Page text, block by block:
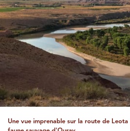
Une vue imprenable sur la route de